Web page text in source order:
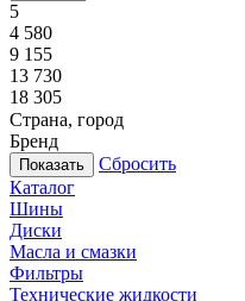
5
4 580
9 155
13 730
18 305
Страна, город
Бренд
Сбросить
Каталог
Шины
Диски
Масла и смазки
Фильтры
Технические жидкости